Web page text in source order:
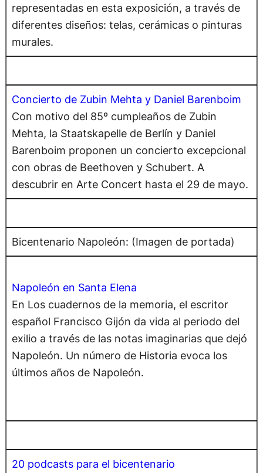
representadas en esta exposición, a través de
diferentes diseños: telas, cerámicas o pinturas
murales.
Concierto de Zubin Mehta y Daniel Barenboim
Con motivo del 85º cumpleaños de Zubin
Mehta, la Staatskapelle de Berlín y Daniel
Barenboim proponen un concierto excepcional
con obras de Beethoven y Schubert. A
descubrir en Arte Concert hasta el 29 de mayo.
Bicentenario Napoleón: (Imagen de portada)
Napoleón en Santa Elena
En Los cuadernos de la memoria, el escritor
español Francisco Gijón da vida al periodo del
exilio a través de las notas imaginarias que dejó
Napoleón. Un número de Historia evoca los
últimos años de Napoleón.
20 podcasts para el bicentenario